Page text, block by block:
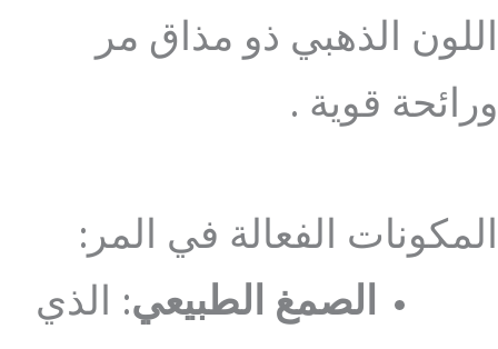
اللون الذهبي ذو مذاق مر
ورائحة قوية .
المكونات الفعالة في المر:
الصمغ الطبيعي: الذي